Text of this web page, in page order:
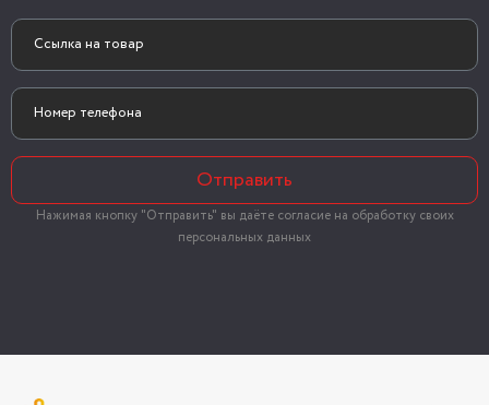
Отправить
Нажимая кнопку "Отправить" вы даёте согласие на обработку своих
персональных данных